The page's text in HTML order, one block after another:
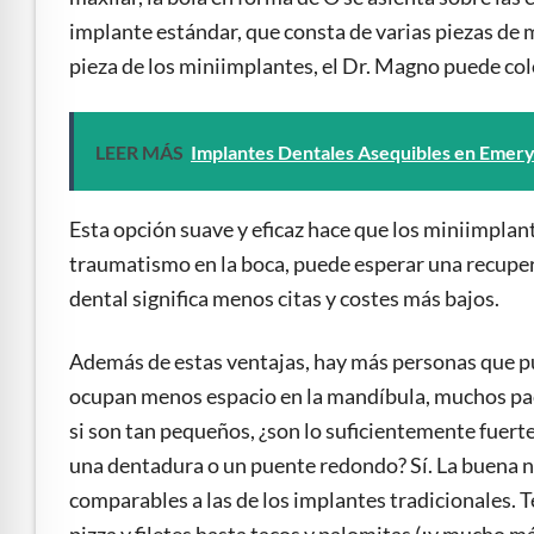
implante estándar, que consta de varias piezas de
pieza de los miniimplantes, el Dr. Magno puede
LEER MÁS Implantes Dentales Asequibles en
Esta opción suave y eficaz hace que los
traumatismo en la boca, puede esperar una
dental significa menos citas y costes más bajos.
Además de estas ventajas, hay más personas
ocupan menos espacio en la mandíbula, muchos
si son tan pequeños, ¿son lo suficientemente
una dentadura o un puente redondo? Sí. La
comparables a las de los implantes tradicionales.